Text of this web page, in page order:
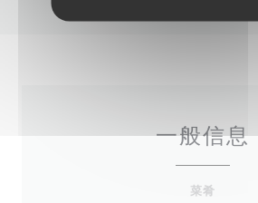
一般信息
菜肴